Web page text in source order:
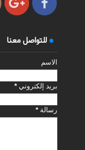
للتواصل معنا
الاسم
بريد إلكتروني*
رسالة*